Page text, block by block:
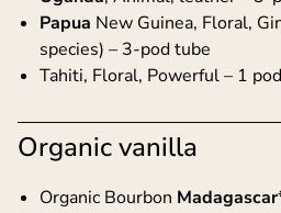
Papua New Guinea, Floral,
species) – 3-pod tube
Tahiti, Floral, Powerful – 1
Organic vanilla
Organic Bourbon Madagascar